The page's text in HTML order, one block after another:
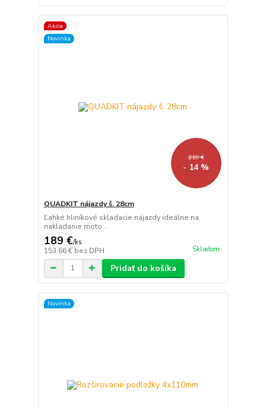
Akcia
Novinka
219 €
- 14 %
QUADKIT nájazdy š. 28cm
Ľahké hliníkové skladacie nájazdy ideálne na
nakladanie moto...
189 €/ks
153,66 € bez DPH Skladom
Pridať do košíka
Novinka